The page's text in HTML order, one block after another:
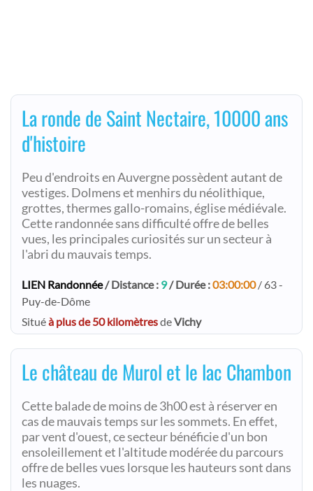
La ronde de Saint Nectaire, 10000 ans
d'histoire
Peu d'endroits en Auvergne possèdent autant de
vestiges. Dolmens et menhirs du néolithique,
grottes, thermes gallo-romains, église médiévale.
Cette randonnée sans difficulté offre de belles
vues, les principales curiosités sur un secteur à
l'abri du mauvais temps.
LIEN Randonnée/ Distance : 9/ Durée :03:00:00/ 63 -
Puy-de-Dôme
Situéà plus de 50 kilomètresdeVichy
Le château de Murol et le lac Chambon
Cette balade de moins de 3h00 est à réserver en
cas de mauvais temps sur les sommets. En effet,
par vent d'ouest, ce secteur bénéficie d'un bon
ensoleillement et l'altitude modérée du parcours
offre de belles vues lorsque les hauteurs sont dans
les nuages.